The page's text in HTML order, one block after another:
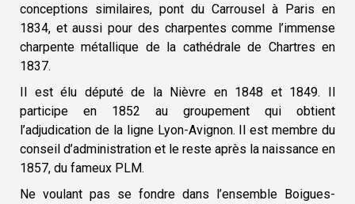
conceptions similaires, pont du Carrousel à Paris en
1834, et aussi pour des charpentes comme l’immense
charpente métallique de la cathédrale de Chartres en
1837.
Il est élu député de la Nièvre en 1848 et 1849. Il
participe en 1852 au groupement qui obtient
l’adjudication de la ligne Lyon-Avignon. Il est membre du
conseil d’administration et le reste après la naissance en
1857, du fameux PLM.
Ne voulant pas se fondre dans l’ensemble Boigues-